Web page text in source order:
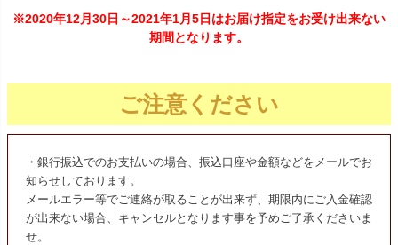
※2020年12月30日～2021年1月5日はお届け指定をお受け出来ない
期間となります。
ご注意ください
・銀行振込でのお支払いの場合、振込口座や金額などをメールでお
知らせしております。
メールエラー等でご連絡が取ることが出来ず、期限内にご入金確認
が出来ない場合、キャンセルとなります事を予めご了承くださいま
せ。